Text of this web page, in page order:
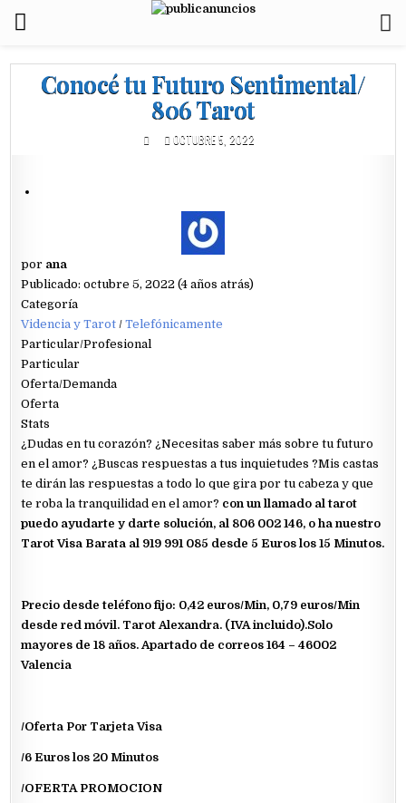
Conocé tu Futuro Sentimental/
806 Tarot
OCTUBRE 5, 2022
por ana
Publicado: octubre 5, 2022 (4 años atrás)
Categoría
Videncia y Tarot /Telefónicamente
Particular/Profesional
Particular
Oferta/Demanda
Oferta
Stats
¿Dudas en tu corazón? ¿Necesitas saber más sobre tu futuro
en el amor? ¿Buscas respuestas a tus inquietudes ?Mis castas
te dirán las respuestas a todo lo que gira por tu cabeza y que
te roba la tranquilidad en el amor? con un llamado al tarot
puedo ayudarte y darte solución, al 806 002 146, o ha nuestro
Tarot Visa Barata al 919 991 085 desde 5 Euros los 15 Minutos.
Precio desde teléfono fijo: 0,42 euros/Min, 0,79 euros/Min
desde red móvil. Tarot Alexandra. (IVA incluido).Solo
mayores de 18 años. Apartado de correos 164 – 46002
Valencia
/Oferta Por Tarjeta Visa
/6 Euros los 20 Minutos
/OFERTA PROMOCION